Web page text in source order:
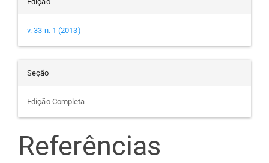
v. 33 n. 1 (2013)
Seção
Edição Completa
Referências